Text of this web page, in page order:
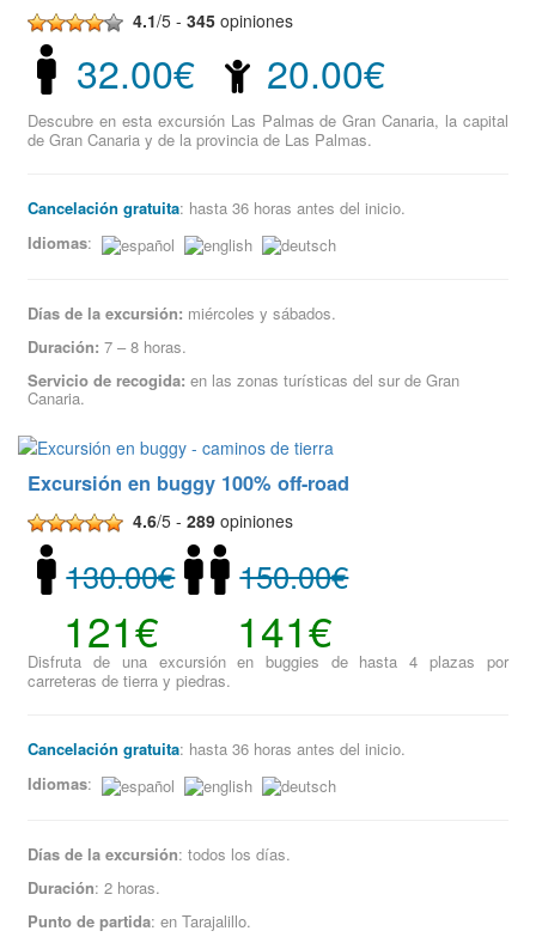
4.1/5 -345 opiniones
32.00€ 20.00€
Descubre en esta excursión Las Palmas de Gran Canaria, la capital
de Gran Canaria y de la provincia de Las Palmas.
Cancelación gratuita: hasta 36 horas antes del inicio.
Idiomas:
Días de la excursión: miércoles y sábados.
Duración: 7 – 8 horas.
Servicio de recogida: en las zonas turísticas del sur de Gran
Canaria.
Excursión en buggy 100% off-road
4.6/5 -289 opiniones
130.00€
121€
150.00€
141€
Disfruta de una excursión en buggies de hasta 4 plazas por
carreteras de tierra y piedras.
Cancelación gratuita: hasta 36 horas antes del inicio.
Idiomas:
Días de la excursión: todos los días.
Duración: 2 horas.
Punto de partida: en Tarajalillo.